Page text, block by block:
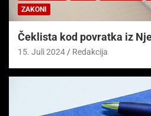
ZAKONI
Čeklista kod povratka iz
15. Juli 2024 Redakcija